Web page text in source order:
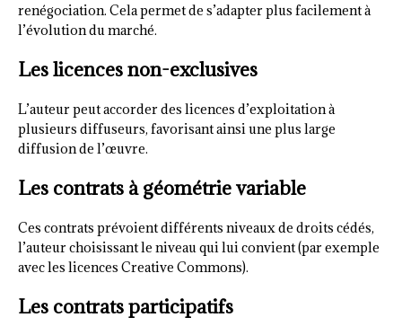
renégociation. Cela permet de s’adapter plus facilement à
l’évolution du marché.
Les licences non-exclusives
L’auteur peut accorder des licences d’exploitation à
plusieurs diffuseurs, favorisant ainsi une plus large
diffusion de l’œuvre.
Les contrats à géométrie variable
Ces contrats prévoient différents niveaux de droits cédés,
l’auteur choisissant le niveau qui lui convient (par exemple
avec les licences Creative Commons).
Les contrats participatifs